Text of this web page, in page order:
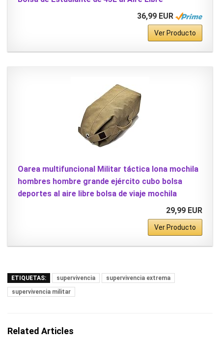
36,99 EUR
Ver Producto
Oarea multifuncional Militar táctica lona mochila
hombres hombre grande ejército cubo bolsa
deportes al aire libre bolsa de viaje mochila
29,99 EUR
Ver Producto
ETIQUETAS: supervivencia
supervivencia extrema
supervivencia militar
Related Articles